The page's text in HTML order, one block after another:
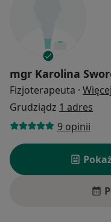
mgr Karolina
Fizjoterapeuta · Więcej
Grudziądz 1 adres
9 opinii